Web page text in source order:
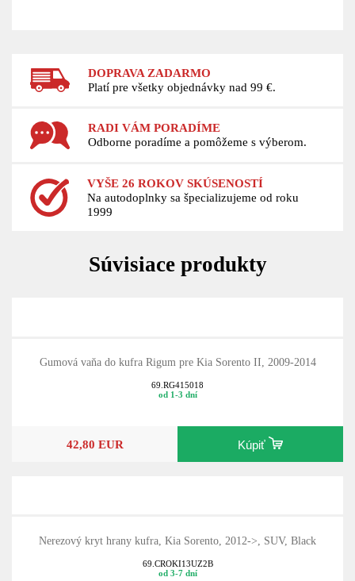
DOPRAVA ZADARMO
Platí pre všetky objednávky nad 99 €.
RADI VÁM PORADÍME
Odborne poradíme a pomôžeme s výberom.
VYŠE 26 ROKOV SKÚSENOSTÍ
Na autodoplnky sa špecializujeme od roku
1999
Súvisiace produkty
Gumová vaňa do kufra Rigum pre Kia Sorento II, 2009-2014
69.RG415018
od 1-3 dní
42,80 EUR Kúpiť
Nerezový kryt hrany kufra, Kia Sorento, 2012->, SUV, Black
69.CROKI13UZ2B
od 3-7 dní